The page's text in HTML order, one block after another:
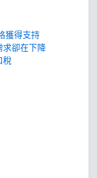
獲得支持
求卻在下降
稅